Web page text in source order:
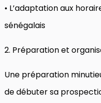
• L’adaptation aux
sénégalais
2. Préparation et
Une préparation
de débuter sa